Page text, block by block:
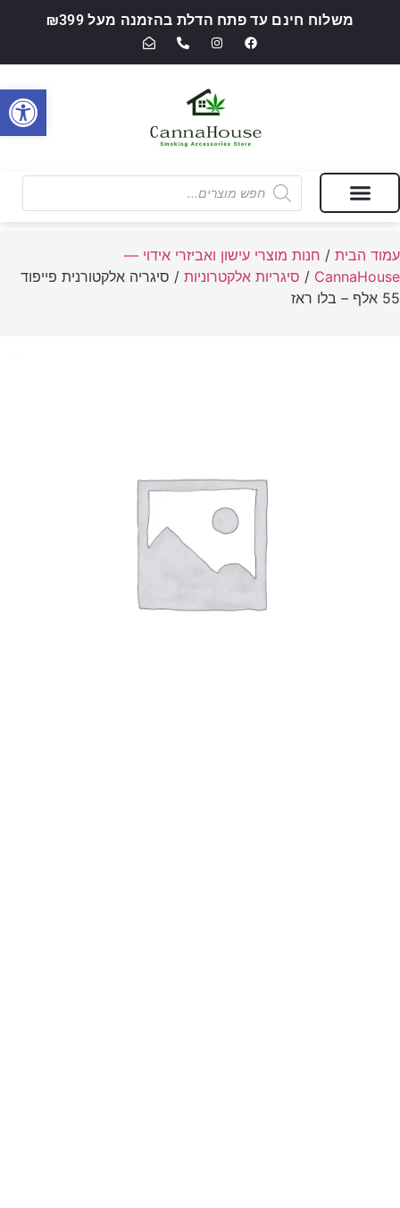
משלוח חינם עד פתח הדלת בהזמנה מעל ₪399
עמוד הבית / חנות מוצרי עישון ואביזרי אידוי —
CannaHouse
/ סיגריות אלקטרוניות / סיגריה אלקטורנית פייפוד
55 אלף – בלו ראז
פתח